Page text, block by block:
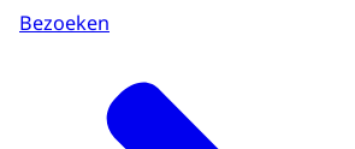
Bezoeken